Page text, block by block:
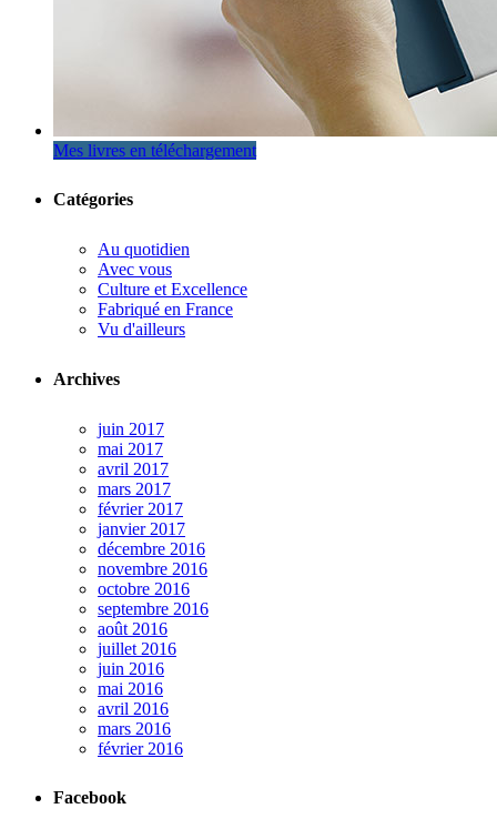
Mes livres en téléchargement
Catégories
Au quotidien
Avec vous
Culture et Excellence
Fabriqué en France
Vu d'ailleurs
Archives
juin 2017
mai 2017
avril 2017
mars 2017
février 2017
janvier 2017
décembre 2016
novembre 2016
octobre 2016
septembre 2016
août 2016
juillet 2016
juin 2016
mai 2016
avril 2016
mars 2016
février 2016
Facebook